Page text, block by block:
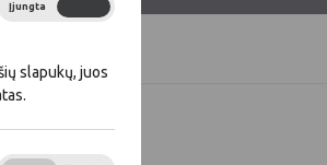
Įjungta
slapukų, juos